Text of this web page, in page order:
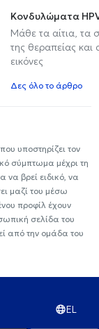
Κονδυλώματα
Μάθε τα αίτια, τα
της θεραπείας
εικόνες
Δες όλο το άρθρο
υποστηρίζει τον
σύμπτωμα μέχρι τη
να βρεί ειδικό, να
μαζί του μέσω
προφίλ έχουν
σελίδα του
από την ομάδα του
EL